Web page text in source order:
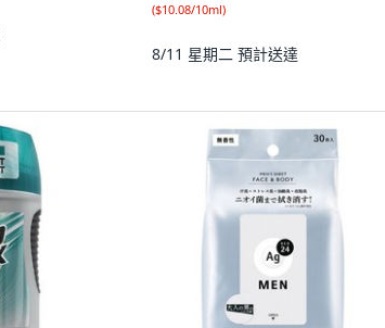
($10.08/10ml)
8/11 星期二 預計送達